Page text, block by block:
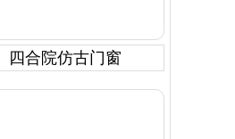
四合院仿古门窗